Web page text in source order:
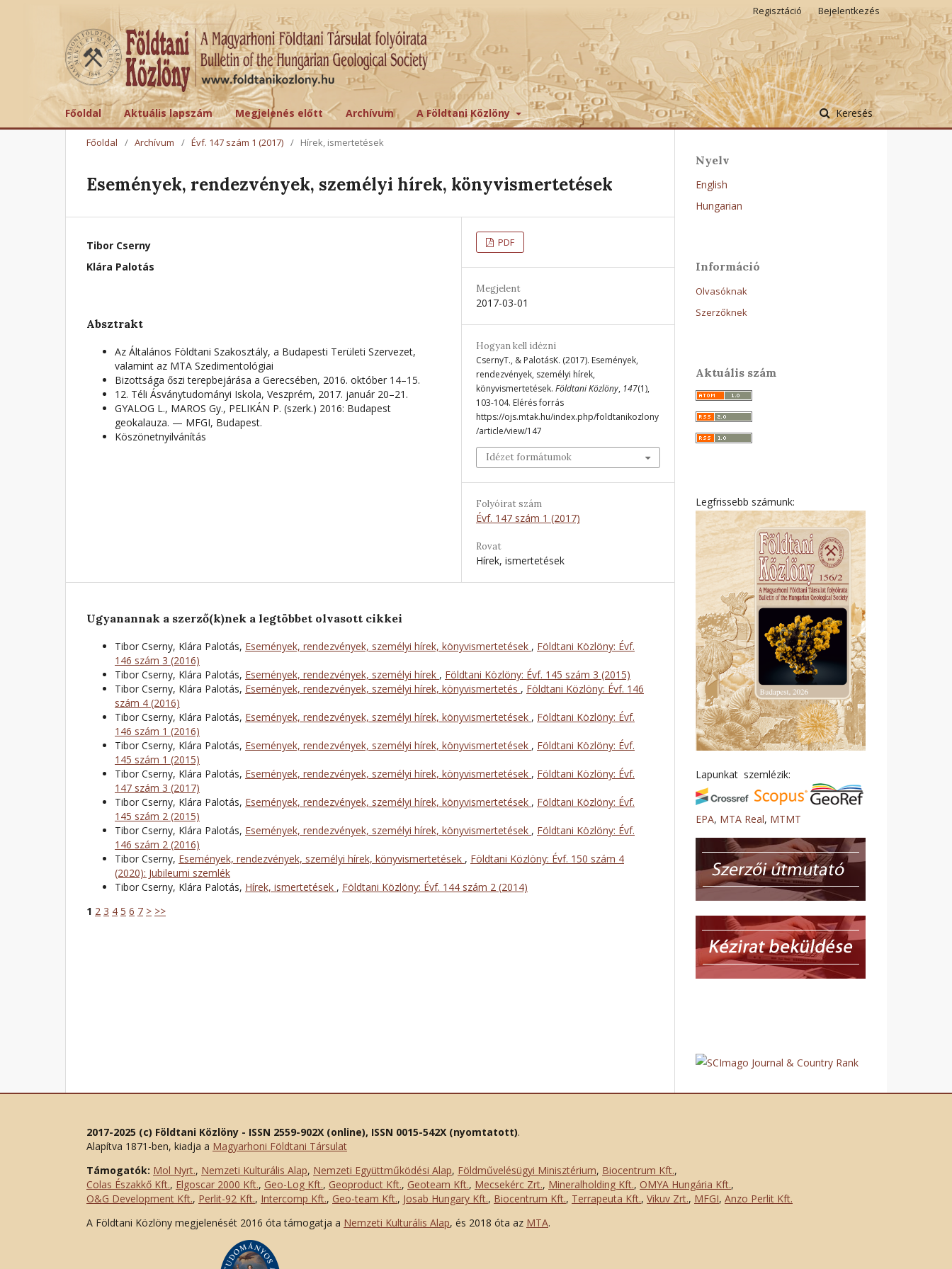
Főoldal Aktuális lapszám Megjelenés előtt Archívum A Földtani Közlöny Keresés
Regisztáció Bejelentkezés
Főoldal / Archívum / Évf. 147 szám 1 (2017) / Hírek, ismertetések
Események, rendezvények, személyi hírek, könyvismertetések
Tibor Cserny
Klára Palotás
Absztrakt
Az Általános Földtani Szakosztály, a Budapesti Területi Szervezet,
valamint az MTA Szedimentológiai
Bizottsága őszi terepbejárása a Gerecsében, 2016. október 14–15.
12. Téli Ásványtudományi Iskola, Veszprém, 2017. január 20–21.
GYALOG L., MAROS Gy., PELIKÁN P. (szerk.) 2016: Budapest
geokalauza. — MFGI, Budapest.
Köszönetnyilvánítás
PDF
Megjelent
2017-03-01
Hogyan kell idézni
CsernyT., & PalotásK. (2017). Események,
rendezvények, személyi hírek,
könyvismertetések. Földtani Közlöny, 147(1),
103-104. Elérés forrás
https://ojs.mtak.hu/index.php/foldtanikozlony
/article/view/147
Idézet formátumok
Folyóirat szám
Évf. 147 szám 1 (2017)
Rovat
Hírek, ismertetések
Ugyanannak a szerző(k)nek a legtöbbet olvasott cikkei
Tibor Cserny, Klára Palotás, Események, rendezvények, személyi hírek, könyvismertetések , Földtani Közlöny: Évf.
146 szám 3 (2016)
Tibor Cserny, Klára Palotás, Események, rendezvények, személyi hírek , Földtani Közlöny: Évf. 145 szám 3 (2015)
Tibor Cserny, Klára Palotás, Események, rendezvények, személyi hírek, könyvismertetés , Földtani Közlöny: Évf. 146
szám 4 (2016)
Tibor Cserny, Klára Palotás, Események, rendezvények, személyi hírek, könyvismertetések , Földtani Közlöny: Évf.
146 szám 1 (2016)
Tibor Cserny, Klára Palotás, Események, rendezvények, személyi hírek, könyvismertetések , Földtani Közlöny: Évf.
145 szám 1 (2015)
Tibor Cserny, Klára Palotás, Események, rendezvények, személyi hírek, könyvismertetések , Földtani Közlöny: Évf.
147 szám 3 (2017)
Tibor Cserny, Klára Palotás, Események, rendezvények, személyi hírek, könyvismertetések , Földtani Közlöny: Évf.
145 szám 2 (2015)
Tibor Cserny, Klára Palotás, Események, rendezvények, személyi hírek, könyvismertetések , Földtani Közlöny: Évf.
146 szám 2 (2016)
Tibor Cserny, Események, rendezvények, személyi hírek, könyvismertetések , Földtani Közlöny: Évf. 150 szám 4
(2020): Jubileumi szemlék
Tibor Cserny, Klára Palotás, Hírek, ismertetések , Földtani Közlöny: Évf. 144 szám 2 (2014)
1 2 3 4 5 6 7 > >>
Nyelv
English
Hungarian
Információ
Olvasóknak
Szerzőknek
Aktuális szám
Legfrissebb számunk:
Lapunkat szemlézik:
EPA, MTA Real, MTMT
2017-2025 (c) Földtani Közlöny - ISSN 2559-902X (online), ISSN 0015-542X (nyomtatott).
Alapítva 1871-ben, kiadja a Magyarhoni Földtani Társulat
Támogatók: Mol Nyrt., Nemzeti Kulturális Alap, Nemzeti Együttműködési Alap, Földművelésügyi Minisztérium, Biocentrum Kft.,
Colas Északkő Kft., Elgoscar 2000 Kft., Geo-Log Kft., Geoproduct Kft., Geoteam Kft., Mecsekérc Zrt., Mineralholding Kft., OMYA Hungária Kft.,
O&G Development Kft., Perlit-92 Kft., Intercomp Kft., Geo-team Kft., Josab Hungary Kft., Biocentrum Kft., Terrapeuta Kft., Vikuv Zrt., MFGI, Anzo Perlit Kft.
A Földtani Közlöny megjelenését 2016 óta támogatja a Nemzeti Kulturális Alap, és 2018 óta az MTA.